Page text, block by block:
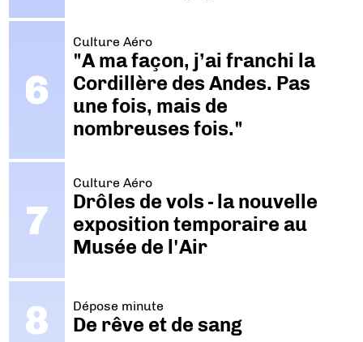
Culture Aéro
"A ma façon, j’ai franchi la
Cordillère des Andes. Pas
une fois, mais de
nombreuses fois."
Culture Aéro
Drôles de vols - la nouvelle
exposition temporaire au
Musée de l'Air
Dépose minute
De rêve et de sang